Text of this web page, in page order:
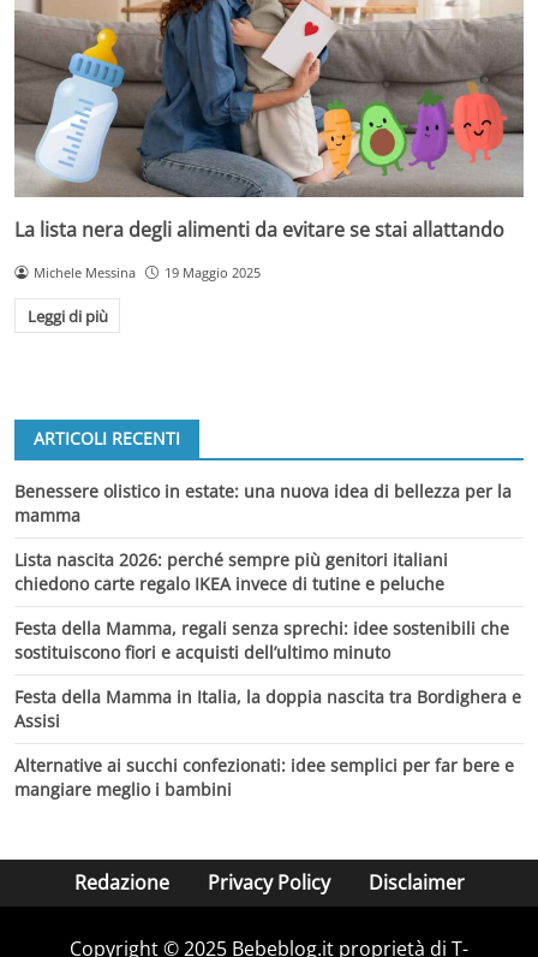
La lista nera degli alimenti da evitare se stai allattando
Michele Messina 19 Maggio 2025
Leggi di più
ARTICOLI RECENTI
Benessere olistico in estate: una nuova idea di bellezza per la
mamma
Lista nascita 2026: perché sempre più genitori italiani
chiedono carte regalo IKEA invece di tutine e peluche
Festa della Mamma, regali senza sprechi: idee sostenibili che
sostituiscono fiori e acquisti dell’ultimo minuto
Festa della Mamma in Italia, la doppia nascita tra Bordighera e
Assisi
Alternative ai succhi confezionati: idee semplici per far bere e
mangiare meglio i bambini
Redazione Privacy Policy Disclaimer
Copyright © 2025 Bebeblog.it proprietà di T-